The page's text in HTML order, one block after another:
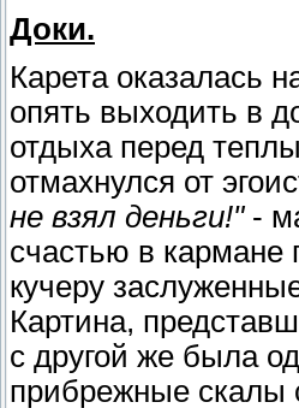
Доки.
Карета оказалась
опять выходить в
отдыха перед
отмахнулся от
не взял деньги!" -
счастью в кармане
кучеру
Картина,
с другой же была
прибрежные скалы